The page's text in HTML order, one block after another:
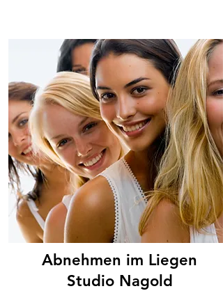
Abnehmen im Liegen
Studio Nagold